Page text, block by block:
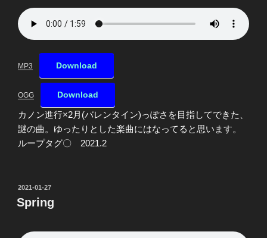
MP3 Download
OGG Download
カノン進行×2月(バレンタイン)っぽさを目指してできた、
謎の曲。ゆったりとした楽曲にはなってると思います。
ループタグ〇 2021.2
投
稿
日:
2021-01-27
Spring